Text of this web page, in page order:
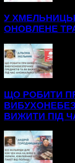
У
ОНОВЛЕНЕ
ЩО РОБИТИ
ВИЖИТИ ПІД